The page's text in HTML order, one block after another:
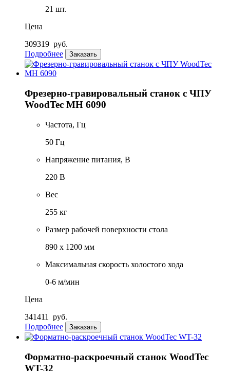
21 шт.
Цена
309319 руб.
Подробнее
Заказать
Фрезерно-гравировальный станок с ЧПУ
WoodTec MH 6090
Частота, Гц
50 Гц
Напряжение питания, В
220 В
Вес
255 кг
Размер рабочей поверхности стола
890 х 1200 мм
Максимальная скорость холостого хода
0-6 м/мин
Цена
341411 руб.
Подробнее
Заказать
Форматно-раскроечный станок WoodTec
WT-32